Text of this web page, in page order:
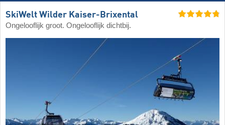
SkiWelt Wilder Kaiser-Brixental
Ongelooflijk groot. Ongelooflijk dichtbij.